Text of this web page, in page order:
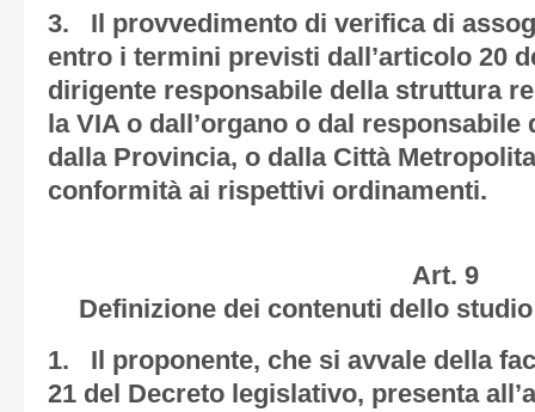
3. Il provvedimento di verifica di
entro i termini previsti dall’articolo 20
dirigente responsabile della struttura
la VIA o dall’organo o dal
dalla Provincia, o dalla Città
conformità ai rispettivi ordinamenti.
Art. 9
Definizione dei contenuti dello
1. Il proponente, che si avvale della
21 del Decreto legislativo, presenta